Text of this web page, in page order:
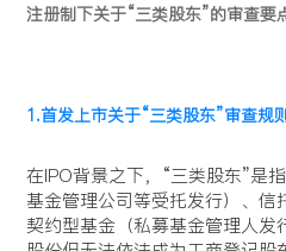
注册制下关于“三类股东”的审查要
1.首发上市关于“三类股东”审查规
在IPO背景之下，“三类股东”是
基金管理公司等受托发行）、信
契约型基金（私募基金管理人发